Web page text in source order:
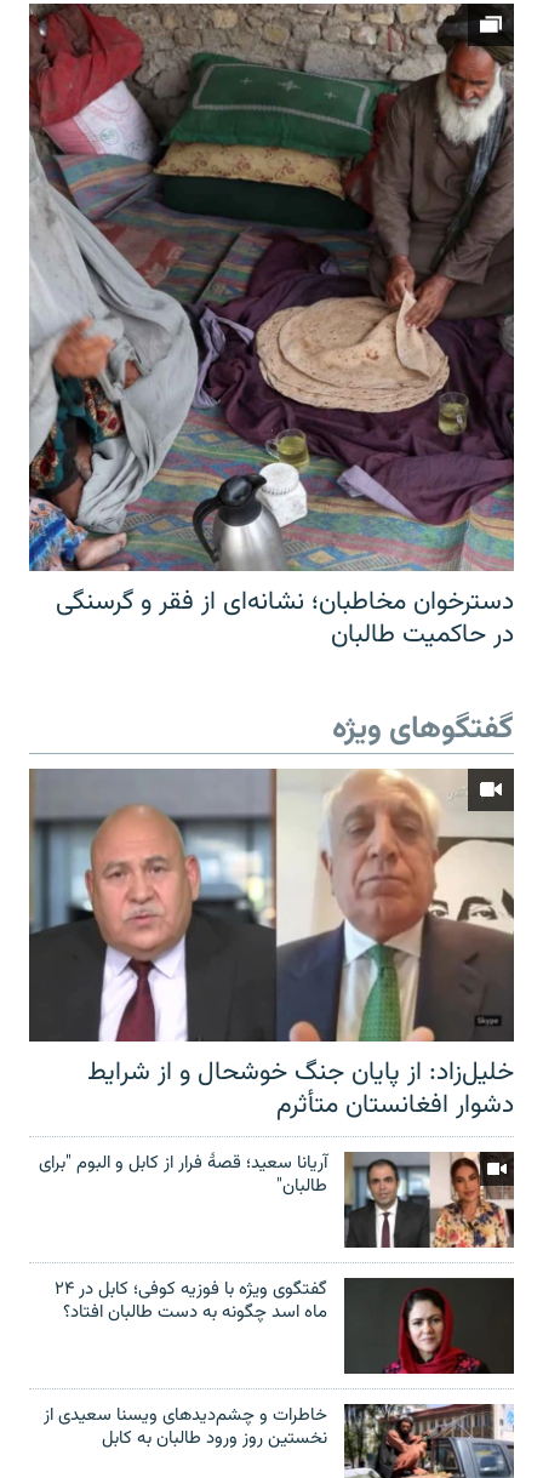
دسترخوان مخاطبان؛ نشانه‌ای از فقر و گرسنگی
در حاکمیت طالبان
گفتگوهای ویژه
خلیل‌زاد: از پایان جنگ خوشحال و از شرایط
دشوار افغانستان متأثرم
آریانا سعید؛ قصۀ فرار از کابل و البوم "برای
طالبان"
گفتگوی ویژه با فوزیه کوفی؛ کابل در ۲۴
ماه اسد چگونه به دست طالبان افتاد؟
خاطرات و چشم‌دید‌های ویسنا سعیدی از
نخستین روز ورود طالبان به کابل